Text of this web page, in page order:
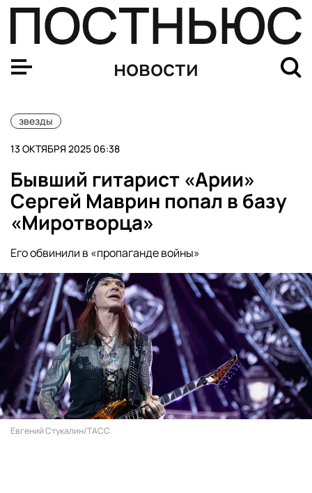
новости
звезды
13 ОКТЯБРЯ 2025 06:38
Бывший гитарист «Арии»
Сергей Маврин попал в базу
«Миротворца»
Его обвинили в «пропаганде войны»
Евгений Стукалин/ТАСС
Mash: Гуфа оштрафовали на 5 тыс. руб. за отказ